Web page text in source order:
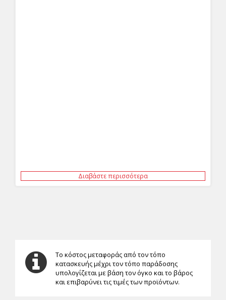
Διαβάστε περισσότερα
Το κόστος μεταφοράς από τον τόπο
κατασκευής μέχρι τον τόπο παράδοσης
υπολογίζεται με βάση τον όγκο και το βάρος
και επιβαρύνει τις τιμές των προϊόντων.